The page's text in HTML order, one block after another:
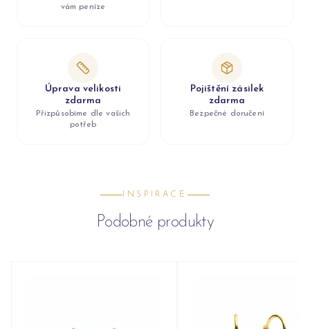
vám peníze
Úprava velikosti
zdarma
Přizpůsobíme dle vašich
potřeb
Pojištění zásilek
zdarma
Bezpečné doručení
INSPIRACE
Podobné produkty